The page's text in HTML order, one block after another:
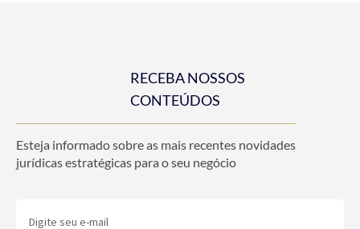
RECEBA NOSSOS
CONTEÚDOS
Esteja informado sobre as mais recentes novidades
jurídicas estratégicas para o seu negócio